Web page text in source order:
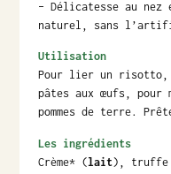
– Délicatesse au
naturel, sans
Utilisation
Pour lier un risotto,
pâtes aux œufs, pour
pommes de terre.
Les ingrédients
Crème* (lait), truffe